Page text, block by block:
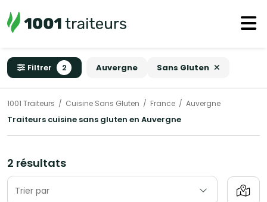
Filtrer 2 Auvergne Sans Gluten
1001 Traiteurs Cuisine Sans Gluten France Auvergne
Traiteurs cuisine sans gluten en Auvergne
2 résultats
Trier par